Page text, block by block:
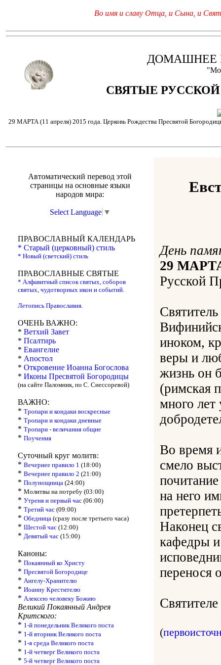
Во имя и славу Отца, и Сына, и
ДОМАШНЕЕ
СВЯТЫЕ
29 МАРТА (11 апреля) 2015 года. Церковь Рождества Пресвятой
Автоматический перевод этой
страницы на основные языки
народов мира:
Select Language ▼
ПРАВОСЛАВНЫЙ КАЛЕНДАРЬ
* Старый (церковный) стиль
* Новый (светский) стиль
ПРАВОСЛАВНЫЕ СВЯТЫЕ
* Алфавитный список святых, соборов
святых, чудотворных икон и событий.
Летопись Православия.
ОЧЕНЬ ВАЖНО:
* Ветхий Завет
* Псалтирь
* Евангелие
* Апостол
* Откровение Иоанна Богослова
* Иконы Пресвятой Богородицы
(на сайте Паломник, по С. Снессоревой)
ВАЖНО:
* Тропари и кондаки воскресные
* Тропари и кондаки дневные
* Тропари - величания общие
* Поучения
Суточный круг молитв:
* Вечериее правило 1 (18:00)
* Вечернее правило 2 (21:00)
* Полунощница (24:00)
* Молитвы на потребу (03:00)
* Утреня и первый час (06:00)
* Третий час (09:00)
* Обедница (сразу после третьего часа)
* Шестой час (12:00)
* Девятый час (15:00)
Каноны:
* Покаянный ко Христу
* Пресвятой Богородице
* Ангелу-Хранителю
* Иоанну Крестителю
* Алексею человеку Божию
Великий Покаянный Андрея
Критского:
* 1-й понедельник Великого поста
* 1-й вторник Великого поста
* 1-я среда Великого поста
* 1-й четверг Великого поста
* 5-й четверг Великого поста
День
29
Русской
иноком,
веры и
жизнь он
(римская
много лет
Во время
смело
на него
Наконец
кафедры и
перенося
(